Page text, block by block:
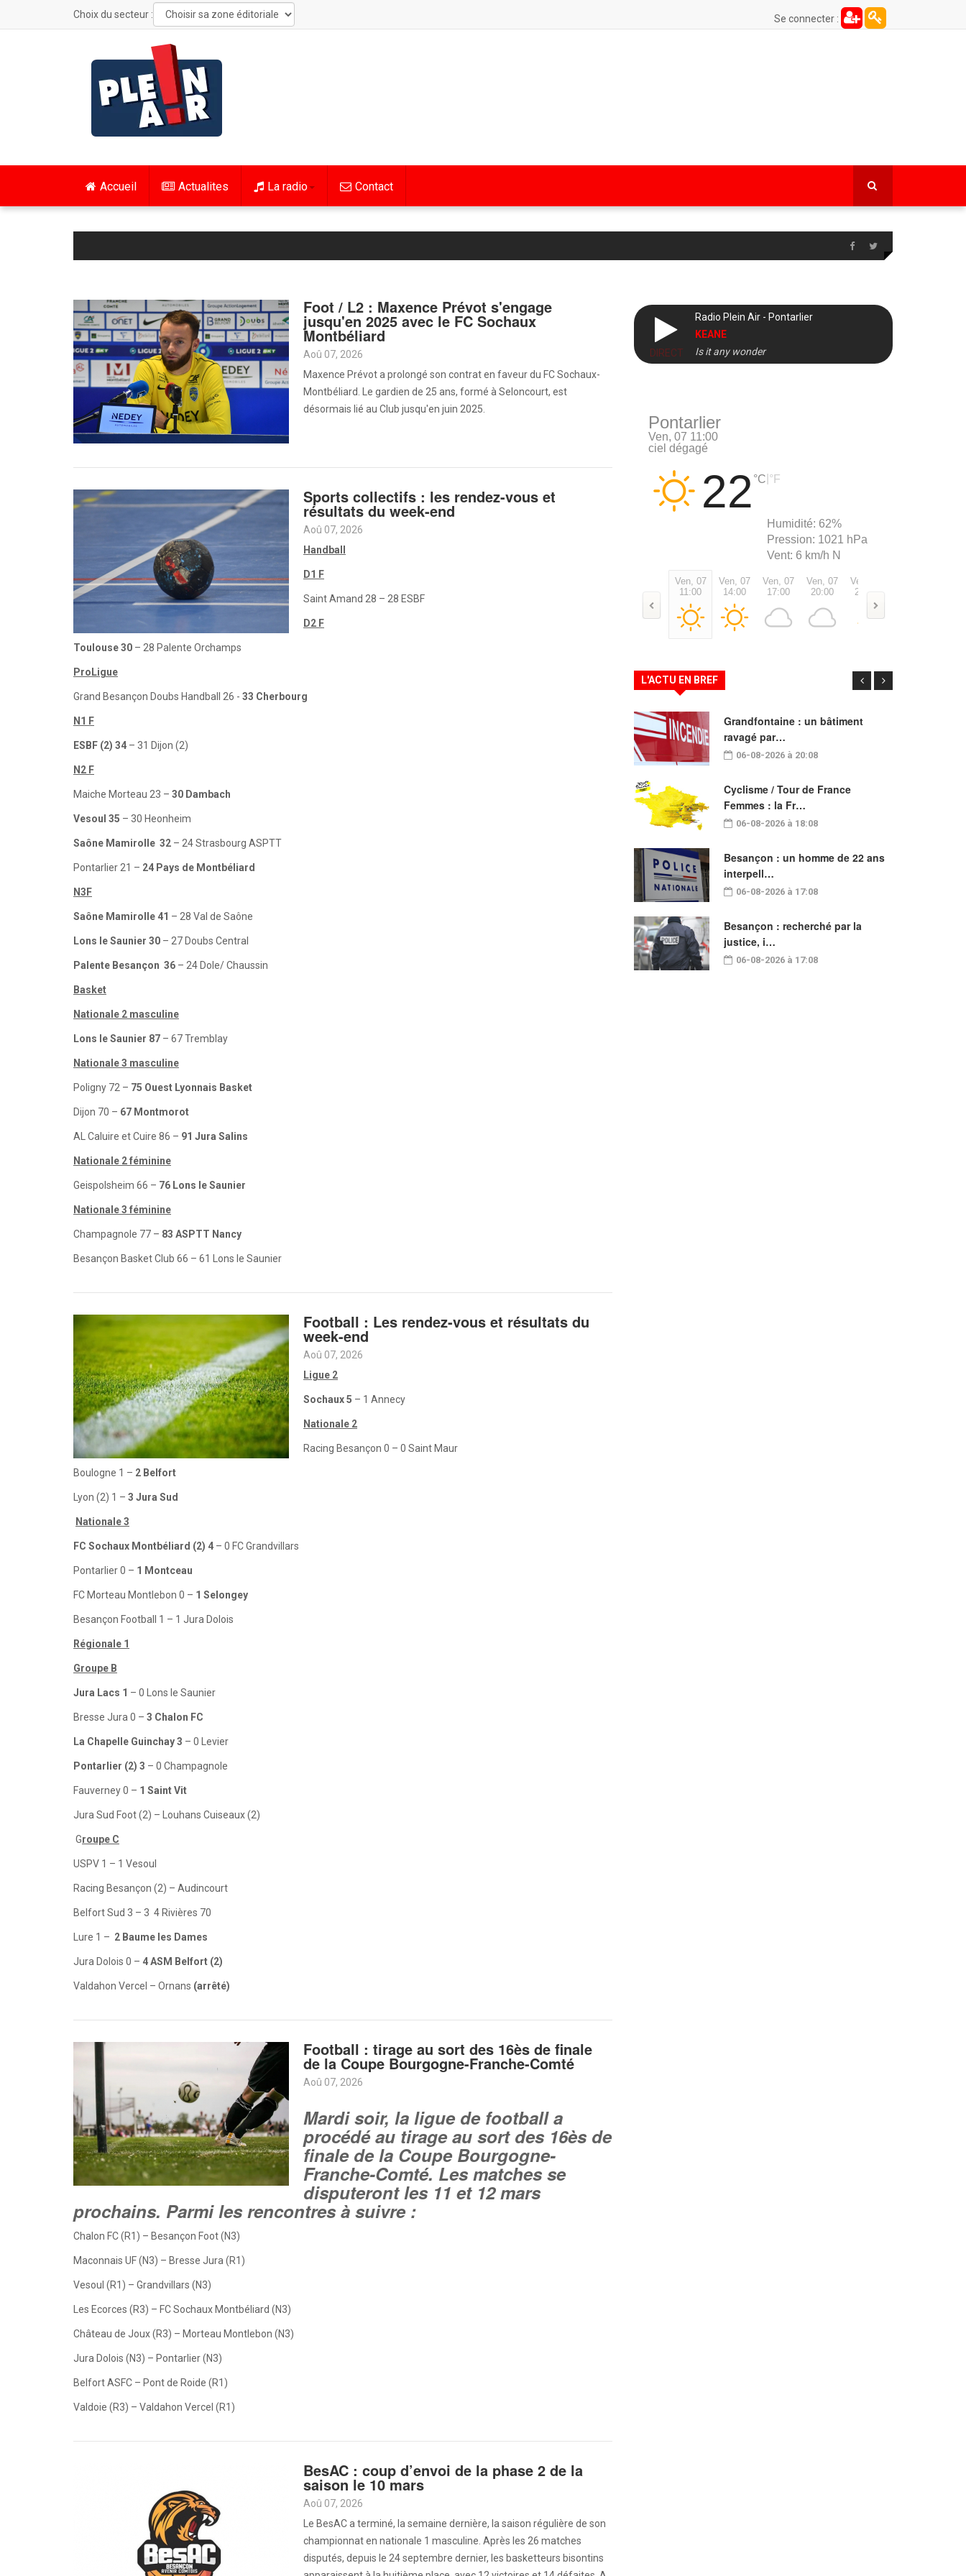
Choix du secteur : Se connecter :
Accueil Actualites La radio Contact
Foot / L2 : Maxence Prévot s'engage
jusqu'en 2025 avec le FC Sochaux
Montbéliard
Aoû 07, 2026
Maxence Prévot a prolongé son contrat en faveur du FC Sochaux-
Montbéliard. Le gardien de 25 ans, formé à Seloncourt, est
désormais lié au Club jusqu'en juin 2025.
Sports collectifs : les rendez-vous et
résultats du week-end
Aoû 07, 2026
Handball
D1 F
Saint Amand 28 – 28 ESBF
D2 F
Toulouse 30 – 28 Palente Orchamps
ProLigue
Grand Besançon Doubs Handball 26 - 33 Cherbourg
N1 F
ESBF (2) 34 – 31 Dijon (2)
N2 F
Maiche Morteau 23 – 30 Dambach
Vesoul 35 – 30 Heonheim
Saône Mamirolle 32 – 24 Strasbourg ASPTT
Pontarlier 21 – 24 Pays de Montbéliard
N3F
Saône Mamirolle 41 – 28 Val de Saône
Lons le Saunier 30 – 27 Doubs Central
Palente Besançon 36 – 24 Dole/ Chaussin
Basket
Nationale 2 masculine
Lons le Saunier 87 – 67 Tremblay
Nationale 3 masculine
Poligny 72 – 75 Ouest Lyonnais Basket
Dijon 70 – 67 Montmorot
AL Caluire et Cuire 86 – 91 Jura Salins
Nationale 2 féminine
Geispolsheim 66 – 76 Lons le Saunier
Nationale 3 féminine
Champagnole 77 – 83 ASPTT Nancy
Besançon Basket Club 66 – 61 Lons le Saunier
Football : Les rendez-vous et résultats du
week-end
Aoû 07, 2026
Ligue 2
Sochaux 5 – 1 Annecy
Nationale 2
Racing Besançon 0 – 0 Saint Maur
Boulogne 1 – 2 Belfort
Lyon (2) 1 – 3 Jura Sud
Nationale 3
FC Sochaux Montbéliard (2) 4 – 0 FC Grandvillars
Pontarlier 0 – 1 Montceau
FC Morteau Montlebon 0 – 1 Selongey
Besançon Football 1 – 1 Jura Dolois
Régionale 1
Groupe B
Jura Lacs 1 – 0 Lons le Saunier
Bresse Jura 0 – 3 Chalon FC
La Chapelle Guinchay 3 – 0 Levier
Pontarlier (2) 3 – 0 Champagnole
Fauverney 0 – 1 Saint Vit
Jura Sud Foot (2) – Louhans Cuiseaux (2)
Groupe C
USPV 1 – 1 Vesoul
Racing Besançon (2) – Audincourt
Belfort Sud 3 – 3 4 Rivières 70
Lure 1 – 2 Baume les Dames
Jura Dolois 0 – 4 ASM Belfort (2)
Valdahon Vercel – Ornans (arrêté)
Football : tirage au sort des 16ès de finale
de la Coupe Bourgogne-Franche-Comté
Aoû 07, 2026
Mardi soir, la ligue de football a
procédé au tirage au sort des 16ès de
finale de la Coupe Bourgogne-
Franche-Comté. Les matches se
disputeront les 11 et 12 mars
prochains. Parmi les rencontres à suivre :
Chalon FC (R1) – Besançon Foot (N3)
Maconnais UF (N3) – Bresse Jura (R1)
Vesoul (R1) – Grandvillars (N3)
Les Ecorces (R3) – FC Sochaux Montbéliard (N3)
Château de Joux (R3) – Morteau Montlebon (N3)
Jura Dolois (N3) – Pontarlier (N3)
Belfort ASFC – Pont de Roide (R1)
Valdoie (R3) – Valdahon Vercel (R1)
BesAC : coup d’envoi de la phase 2 de la
saison le 10 mars
Aoû 07, 2026
Le BesAC a terminé, la semaine dernière, la saison régulière de son
championnat en nationale 1 masculine. Après les 26 matches
disputés, depuis le 24 septembre dernier, les basketteurs bisontins
DIRECT
Radio Plein Air - Pontarlier
KEANE
Is it any wonder
Pontarlier
Ven, 07 11:00
ciel dégagé
22 °C °F
Humidité: 62%
Pression: 1021 hPa
Vent: 6 km/h N
Ven, 07
11:00
Ven, 07
14:00
Ven, 07
17:00
Ven, 07
20:00
Ven, 07
23:00
L'ACTU EN BREF
Grandfontaine : un bâtiment
ravagé par…
06-08-2026 à 20:08
Cyclisme / Tour de France
Femmes : la Fr…
06-08-2026 à 18:08
Besançon : un homme de 22 ans
interpell…
06-08-2026 à 17:08
Besançon : recherché par la
justice, i…
06-08-2026 à 17:08